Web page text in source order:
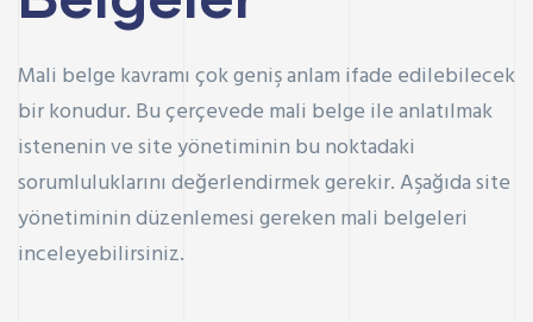
Mali belge kavramı çok geniş anlam ifade edilebilecek
bir konudur. Bu çerçevede mali belge ile anlatılmak
istenenin ve site yönetiminin bu noktadaki
sorumluluklarını değerlendirmek gerekir. Aşağıda site
yönetiminin düzenlemesi gereken mali belgeleri
inceleyebilirsiniz.